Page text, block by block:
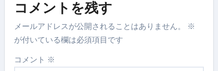
コメントを残す
メールアドレスが公開されることはありません。
※
が付いている欄は必須項目です
コメント ※